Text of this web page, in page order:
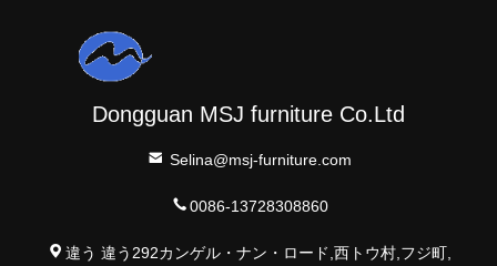
Dongguan MSJ furniture Co.Ltd
Selina@msj-furniture.com
0086-13728308860
違う 違う292カンゲル・ナン・ロード,西トウ村,フジ町,